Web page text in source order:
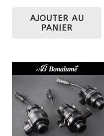
était :
533,70 €.
AJOUTER AU
PANIER